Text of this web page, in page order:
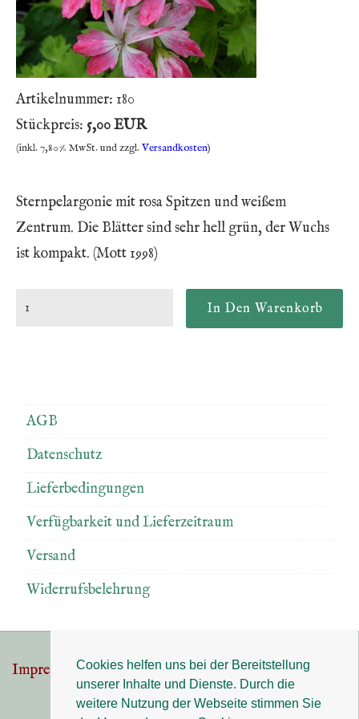
Cookies helfen uns bei der Bereitstellung
unserer Inhalte und Dienste. Durch die
weitere Nutzung der Webseite stimmen Sie
Artikelnummer: 180
Stückpreis: 5,00 EUR
(inkl. 7,80% MwSt. und zzgl.Versandkosten)
Sternpelargonie mit rosa Spitzen und weißem
Zentrum. Die Blätter sind sehr hell grün, der Wuchs
ist kompakt. (Mott 1998)
AGB
Datenschutz
Lieferbedingungen
Verfügbarkeit und Lieferzeitraum
Versand
Widerrufsbelehrung
Footer-
Impressum Datenschutz